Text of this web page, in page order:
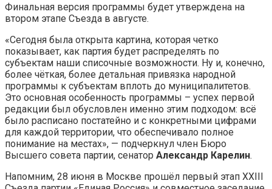
Финальная версия программы будет утверждена на
втором этапе Съезда в августе.
«Сегодня была открыта картина, которая четко
показывает, как партия будет распределять по
субъектам наши списочные возможности. Ну и, конечно,
более чёткая, более детальная привязка народной
программы к субъектам вплоть до муниципалитетов.
Это основная особенность программы – успех первой
редакции был обусловлен именно этим подходом: всё
было расписано постатейно и с конкретными цифрами
для каждой территории, что обеспечивало полное
понимание на местах», — подчеркнул член Бюро
Высшего совета партии, сенатор Александр Карелин.
Напомним, 28 июня в Москве прошёл первый этап XXIII